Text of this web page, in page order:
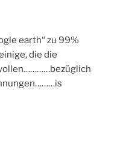
earth“ zu 99%
die die